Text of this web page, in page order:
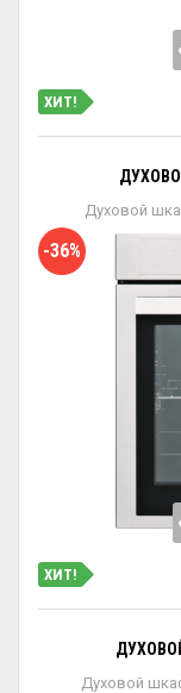
ХИТ!
Духовой
-36%
ХИТ!
Духовой